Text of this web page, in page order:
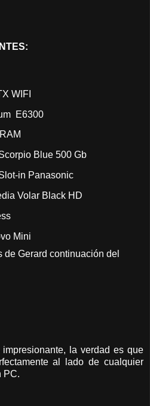
WIFI
E6300
Blue 500 Gb
in Panasonic
Volar Black HD
Mini
de Gerard continuación del
la verdad es que
al lado de cualquier
PC.